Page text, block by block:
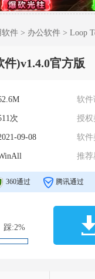
软件 > 办公软件 > Loop
件)v1.4.0官方版
软件
次 授权
09-08 软件
推荐
360通过 腾讯通过
踩:2%